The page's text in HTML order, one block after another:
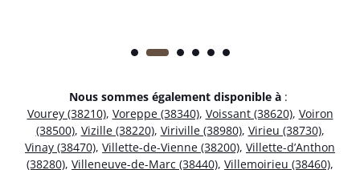
Nous sommes également disponible à :
Vourey (38210), Voreppe (38340), Voissant (38620), Voiron
(38500), Vizille (38220), Viriville (38980), Virieu (38730),
Vinay (38470), Villette-de-Vienne (38200), Villette-d’Anthon
(38280), Villeneuve-de-Marc (38440), Villemoirieu (38460),